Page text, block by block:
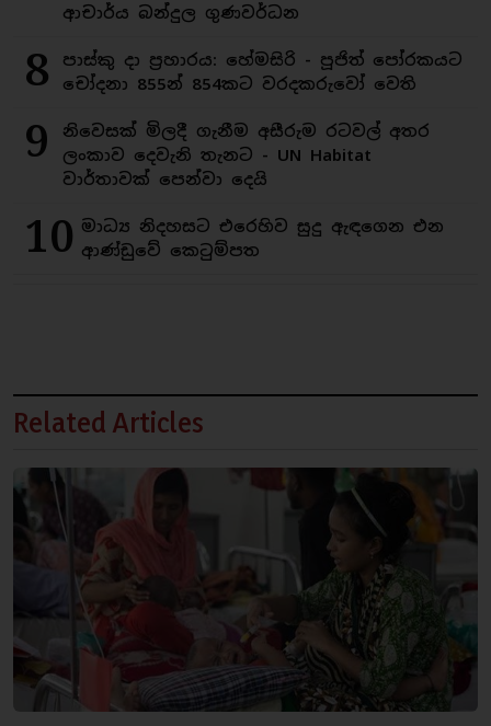
ආචාර්ය බන්දුල ගුණවර්ධන
8
පාස්කු දා ප්‍රහාරය: හේමසිරි - පූජිත් පෝරකයට
චෝදනා 855න් 854කට වරදකරුවෝ වෙති
9
නිවෙසක් මිලදී ගැනීම අසීරුම රටවල් අතර
ලංකාව දෙවැනි තැනට - UN Habitat
වාර්තාවක් පෙන්වා දෙයි
10 මාධ්‍ය නිදහසට එරෙහිව සුදු ඇඳගෙන එන
ආණ්ඩුවේ කෙටුම්පත
Related Articles